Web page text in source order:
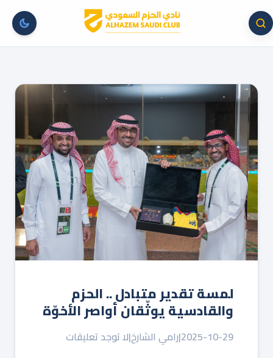
لمسة تقدير متبادل .. الحزم
والقادسية يوثّقان أواصر الأخوّة
2025-10-29
|رامي الشارخ|لا توجد تعليقات